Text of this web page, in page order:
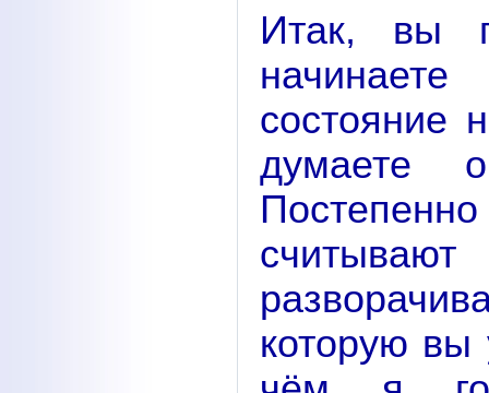
Итак, вы
состояние
думаете
которую